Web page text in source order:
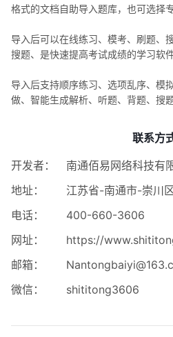
格式的文档自助导入题库，也可选择
导入后可以在线练习、模考、刷题、
搜题、是快速提高考试成绩的学习软件
导入后支持顺序练习、选项乱序、模
做、智能生成解析、听题、背题、搜
联系方
开发者：
南通佰易网络科技有
地址：
江苏省-南通市-崇川
电话：
400-660-3606
网址：
https://
邮箱：
微信：
shititong3606